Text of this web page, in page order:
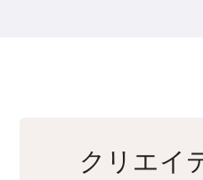
クリエイ